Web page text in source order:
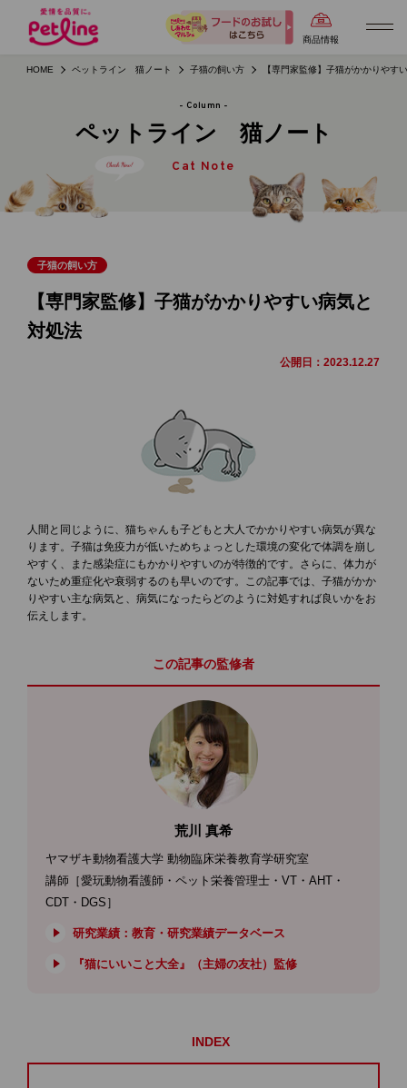
商品情報
HOME ペットライン 猫ノート 子猫の飼い方 【専門家監修】子猫がかかりやす
- Column -
ペットライン 猫ノート
Cat Note
子猫の飼い方
【専門家監修】子猫がかかりやすい病気と
対処法
公開日：2023.12.27
人間と同じように、猫ちゃんも子どもと大人でかかりやすい病気が異な
ります。子猫は免疫力が低いためちょっとした環境の変化で体調を崩し
やすく、また感染症にもかかりやすいのが特徴的です。さらに、体力が
ないため重症化や衰弱するのも早いのです。この記事では、子猫がかか
りやすい主な病気と、病気になったらどのように対処すれば良いかをお
伝えします。
この記事の監修者
荒川 真希
ヤマザキ動物看護大学 動物臨床栄養教育学研究室
講師［愛玩動物看護師・ペット栄養管理士・VT・AHT・
CDT・DGS］
研究業績：教育・研究業績データベース
『猫にいいこと大全』（主婦の友社）監修
INDEX